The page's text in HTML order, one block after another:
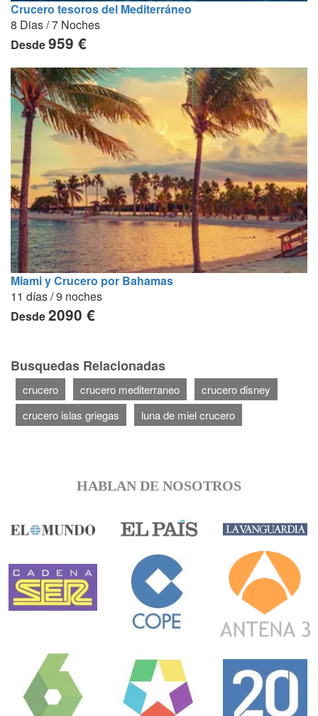
Crucero tesoros del Mediterráneo
8 Dias / 7 Noches
Desde959 €
Miami y Crucero por Bahamas
11 días / 9 noches
Desde2090 €
Busquedas Relacionadas
crucero crucero mediterraneo
crucero disney
crucero islas griegas
luna de miel crucero
HABLAN DE NOSOTROS